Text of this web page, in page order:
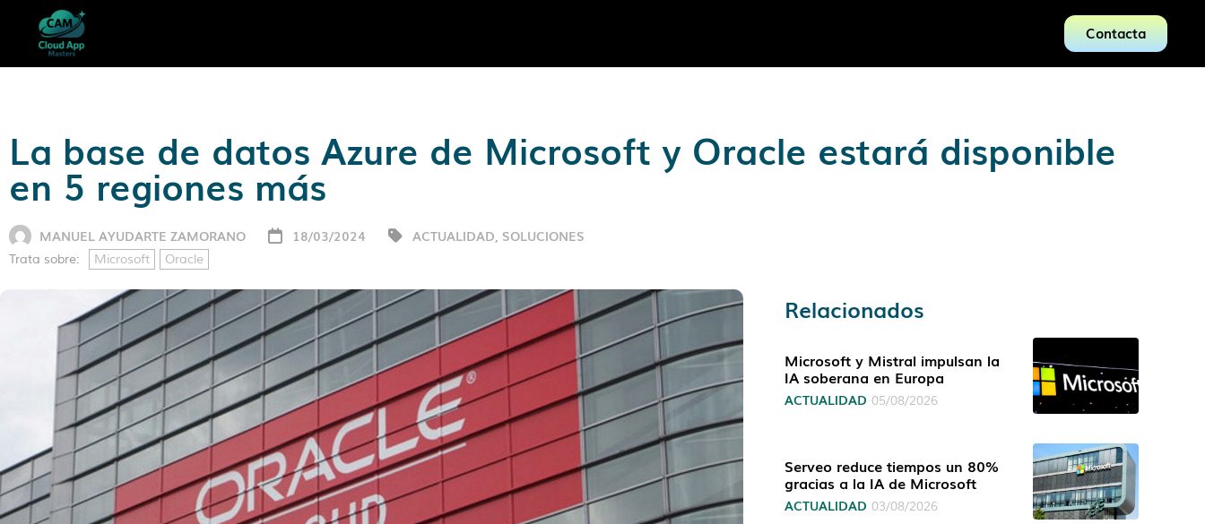
Contacta
La base de datos Azure de Microsoft y Oracle estará disponible
en 5 regiones más
MANUEL AYUDARTE ZAMORANO 18/03/2024 ACTUALIDAD, SOLUCIONES
Trata sobre: Microsoft Oracle
Relacionados
Microsoft y Mistral impulsan la
IA soberana en Europa
ACTUALIDAD 05/08/2026
Serveo reduce tiempos un 80%
gracias a la IA de Microsoft
ACTUALIDAD 03/08/2026